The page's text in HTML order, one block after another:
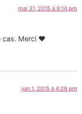
mai 31, 2015 à 9:14 pm
cas. Merci ♥
juin 1, 2015 à 4:29 pm